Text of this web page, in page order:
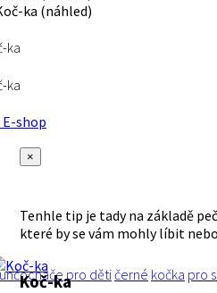
ka
ka
shop
×
Tenhle tip je tady na základě
které by se vám mohly líbit
pro dětičerné kočka pro
Koč-ka